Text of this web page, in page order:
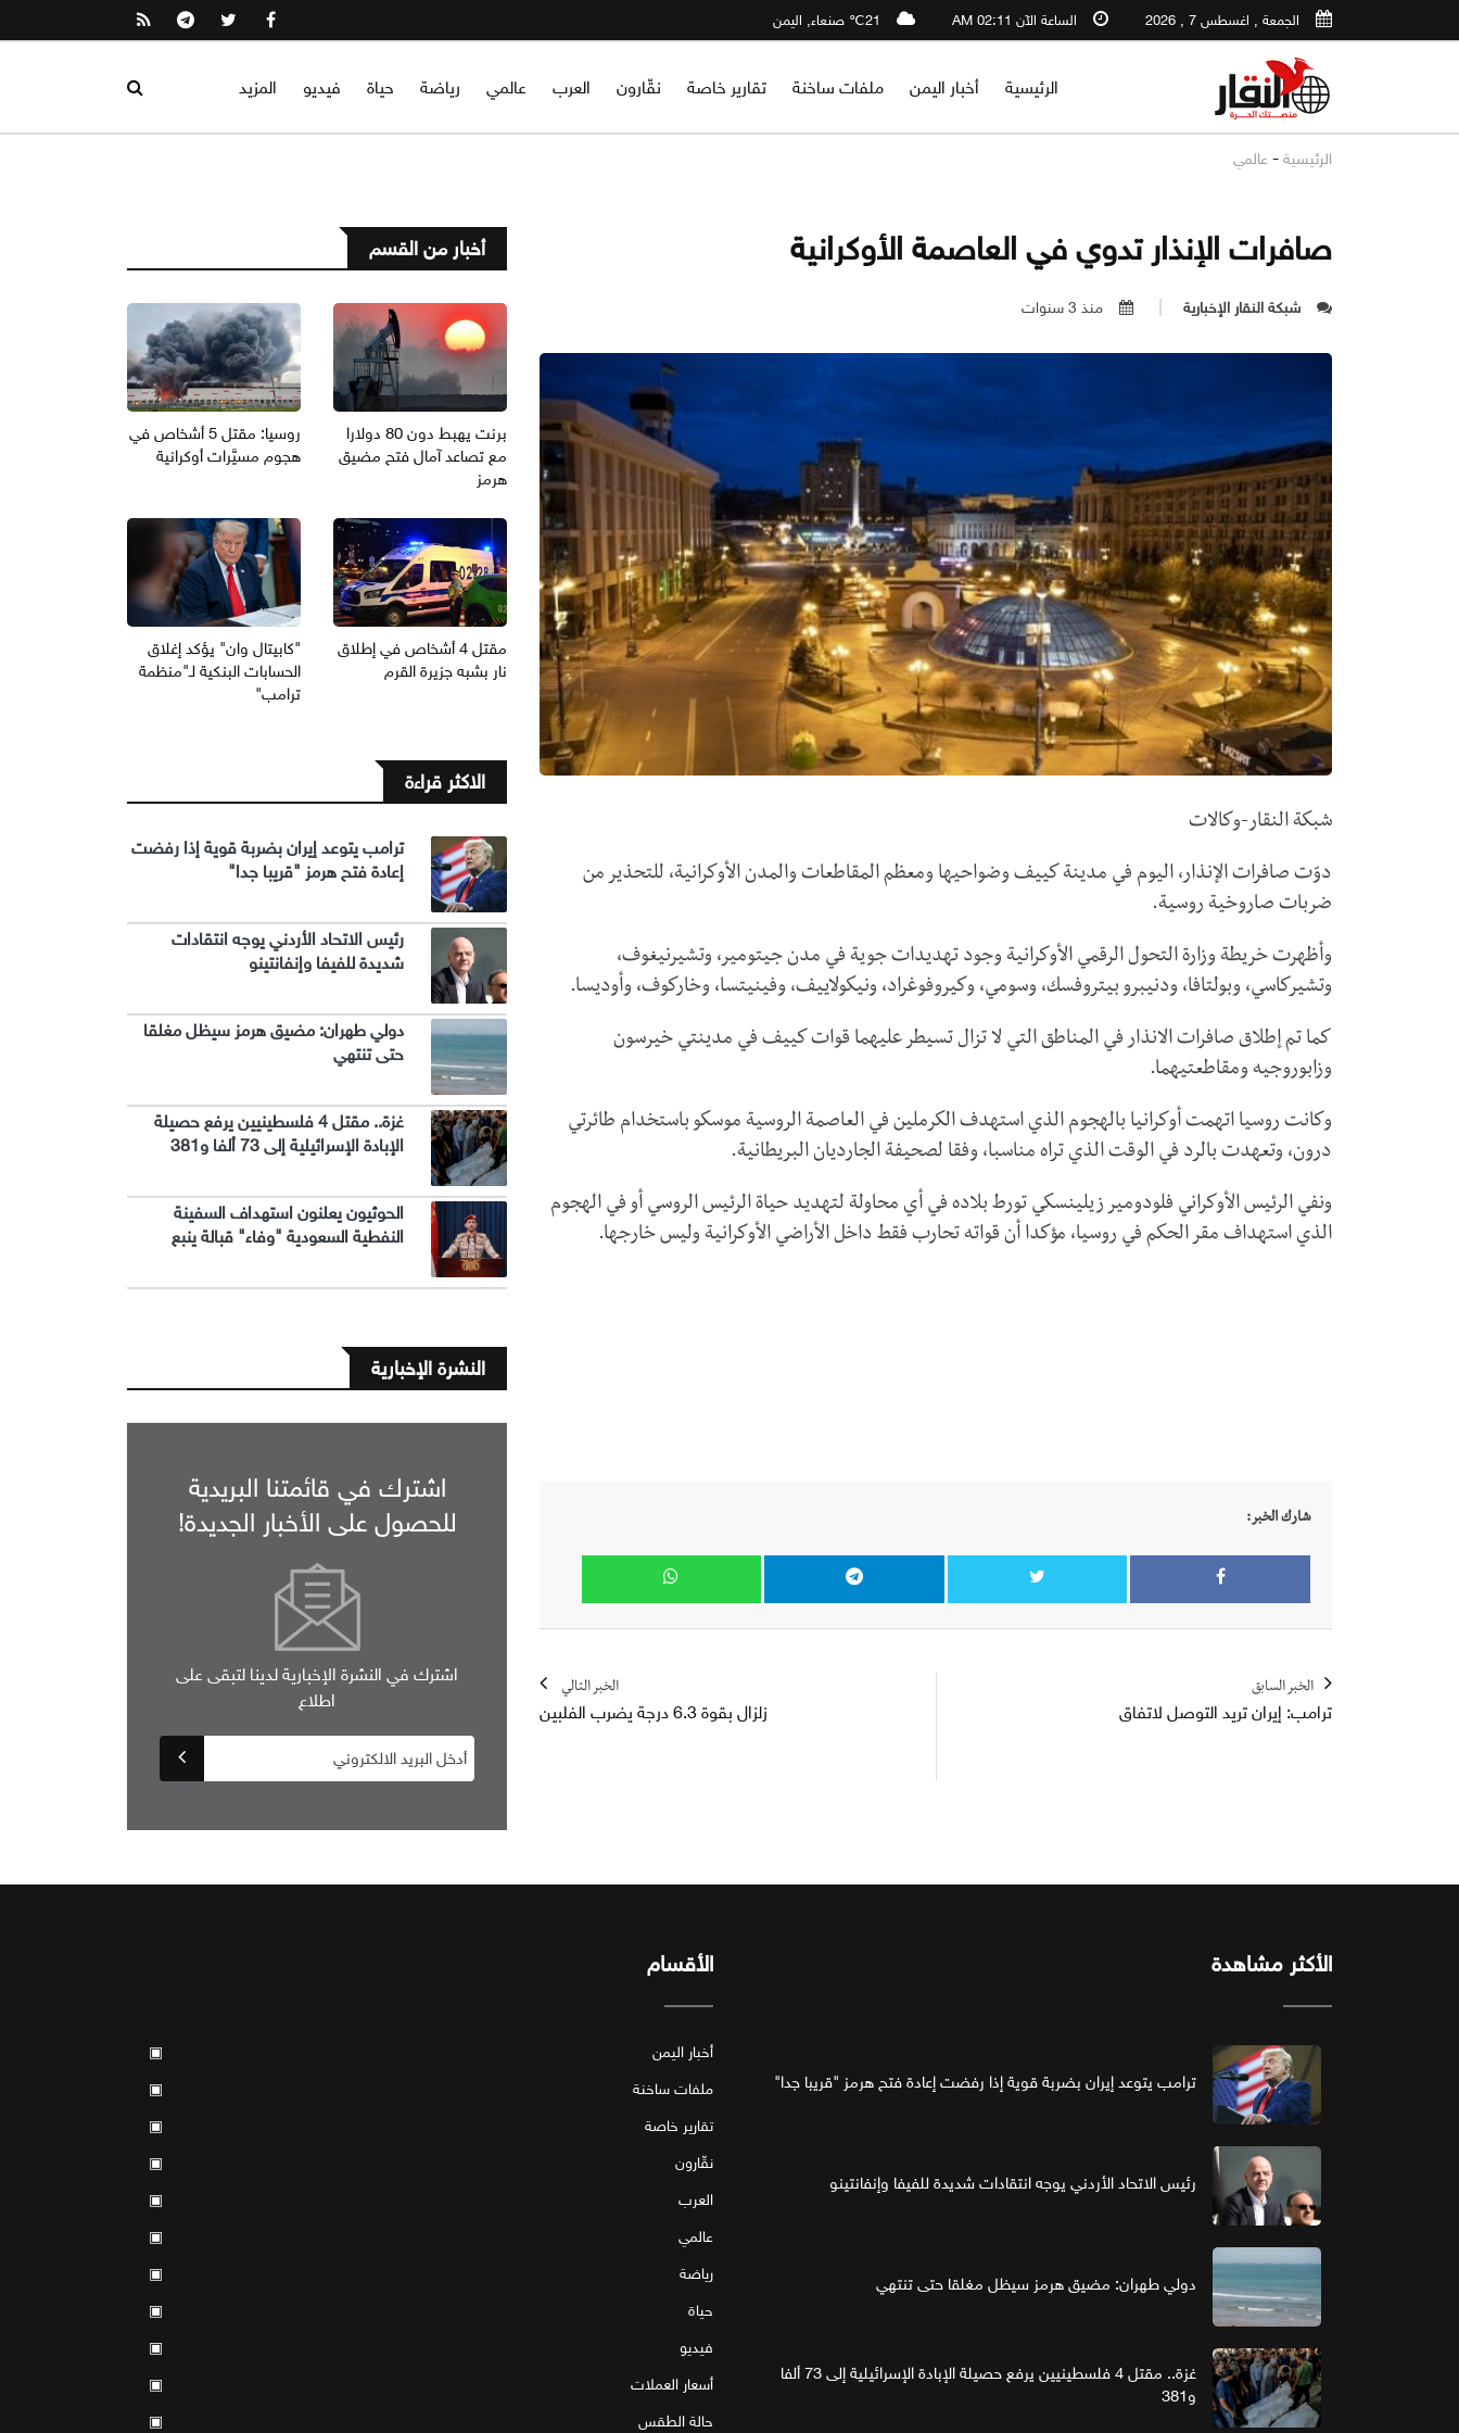
الجمعة , اغسطس 7 , 2026 الساعة الآن 02:11 AM 21℃ صنعاء, اليمن
الرئيسية أخبار اليمن ملفات ساخنة تقارير خاصة نقّارون العرب عالمي رياضة حياة فيديو المزيد
الرئيسية - عالمي
صافرات الإنذار تدوي في العاصمة الأوكرانية
شبكة النقار الإخبارية منذ 3 سنوات
شبكة النقار-وكالات
دوّت صافرات الإنذار، اليوم في مدينة كييف وضواحيها ومعظم المقاطعات والمدن الأوكرانية، للتحذير من
ضربات صاروخية روسية.
وأظهرت خريطة وزارة التحول الرقمي الأوكرانية وجود تهديدات جوية في مدن جيتومير، وتشيرنيغوف،
وتشيركاسي، وبولتافا، ودنيبرو بيتروفسك، وسومي، وكيروفوغراد، ونيكولاييف، وفينيتسا، وخاركوف، وأوديسا.
كما تم إطلاق صافرات الانذار في المناطق التي لا تزال تسيطر عليهما قوات كييف في مدينتي خيرسون
وزابوروجيه ومقاطعتيهما.
وكانت روسيا اتهمت أوكرانيا بالهجوم الذي استهدف الكرملين في العاصمة الروسية موسكو باستخدام طائرتي
درون، وتعهدت بالرد في الوقت الذي تراه مناسبا، وفقا لصحيفة الجارديان البريطانية.
ونفي الرئيس الأوكراني فلودومير زيلينسكي تورط بلاده في أي محاولة لتهديد حياة الرئيس الروسي أو في الهجوم
الذي استهداف مقر الحكم في روسيا، مؤكدا أن قواته تحارب فقط داخل الأراضي الأوكرانية وليس خارجها.
شارك الخبر:
الخبر السابق
ترامب: إيران تريد التوصل لاتفاق
الخبر التالي
زلزال بقوة 6.3 درجة يضرب الفلبين
أخبار من القسم
برنت يهبط دون 80 دولارا
مع تصاعد آمال فتح مضيق
هرمز
روسيا: مقتل 5 أشخاص في
هجوم مسيَّرات أوكرانية
مقتل 4 أشخاص في إطلاق
نار بشبه جزيرة القرم
"كابيتال وان" يؤكد إغلاق
الحسابات البنكية لـ"منظمة
ترامب"
الاكثر قراءة
ترامب يتوعد إيران بضربة قوية إذا رفضت
إعادة فتح هرمز "قريبا جدا"
رئيس الاتحاد الأردني يوجه انتقادات
شديدة للفيفا وإنفانتينو
دولي طهران: مضيق هرمز سيظل مغلقا
حتى تنتهي
غزة.. مقتل 4 فلسطينيين يرفع حصيلة
الإبادة الإسرائيلية إلى 73 ألفا و381
الحوثيون يعلنون استهداف السفينة
النفطية السعودية "وفاء" قبالة ينبع
النشرة الإخبارية
اشترك في قائمتنا البريدية
للحصول على الأخبار الجديدة!
اشترك في النشرة الإخبارية لدينا لتبقى على
اطلاع
الأكثر مشاهدة
ترامب يتوعد إيران بضربة قوية إذا رفضت إعادة فتح هرمز "قريبا جدا"
رئيس الاتحاد الأردني يوجه انتقادات شديدة للفيفا وإنفانتينو
دولي طهران: مضيق هرمز سيظل مغلقا حتى تنتهي
غزة.. مقتل 4 فلسطينيين يرفع حصيلة الإبادة الإسرائيلية إلى 73 ألفا
و381
الأقسام
أخبار اليمن
▣
ملفات ساخنة
▣
تقارير خاصة
▣
نقّارون
▣
العرب
▣
عالمي
▣
رياضة
▣
حياة
▣
فيديو
▣
أسعار العملات
▣
حالة الطقس
▣